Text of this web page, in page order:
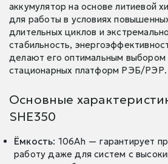
аккумулятор на основе литиевой
для работы в условиях
длительных циклов и
стабильность,
делают его оптимальным выбором
стационарных платформ РЭБ/РЭР.
Основные
SHE350
Ёмкость: 106Ah — гарантирует
работу даже для систем с